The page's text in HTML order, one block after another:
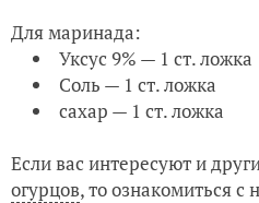
Для маринада:
Уксус 9% — 1 ст. ложка
Соль — 1 ст. ложка
сахар — 1 ст. ложка
Если вас интересуют и
огурцов, то ознакомиться